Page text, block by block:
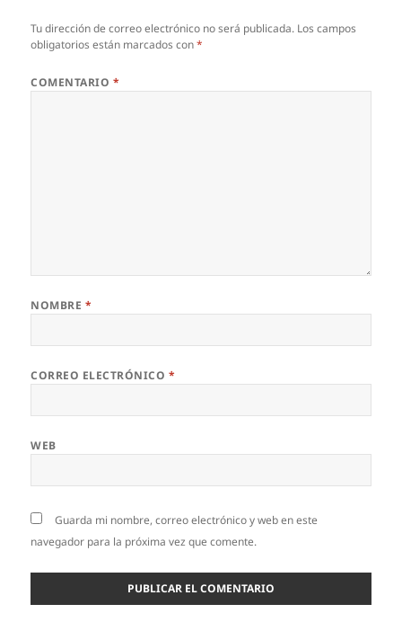
Tu dirección de correo electrónico no será publicada. Los campos
obligatorios están marcados con*
COMENTARIO *
NOMBRE *
CORREO ELECTRÓNICO *
WEB
Guarda mi nombre, correo electrónico y web en este
navegador para la próxima vez que comente.